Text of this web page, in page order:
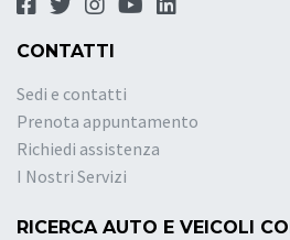
CONTATTI
Sedi e contatti
Prenota appuntamento
Richiedi assistenza
I Nostri Servizi
RICERCA AUTO E VEICOLI